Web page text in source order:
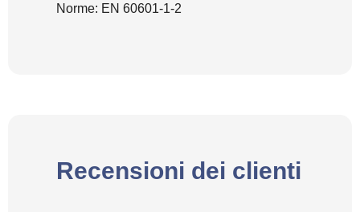
Norme: EN 60601-1-2
Recensioni dei clienti